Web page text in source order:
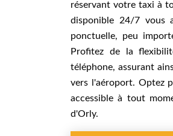
réservant votre taxi à
disponible 24/7 vous
ponctuelle, peu
Profitez de la
téléphone, assurant
vers l'aéroport. Optez
accessible à tout
d'Orly.